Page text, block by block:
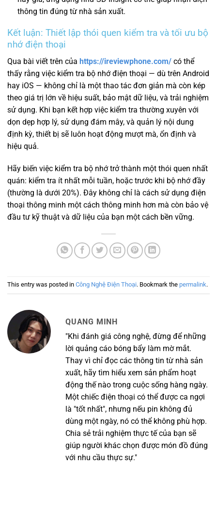
thông tin đúng từ nhà sản xuất.
Kết luận: Thiết lập thói quen kiểm tra và tối ưu bộ
nhớ điện thoại
Qua bài viết trên của https://ireviewphone.com/ có thể
thấy rằng việc kiểm tra bộ nhớ điện thoại — dù trên Android
hay iOS — không chỉ là một thao tác đơn giản mà còn kép
theo giá trị lớn về hiệu suất, bảo mật dữ liệu, và trải nghiệm
sử dụng. Khi bạn kết hợp việc kiểm tra thường xuyên với
dọn dẹp hợp lý, sử dụng đám mây, và quản lý nội dung
định kỳ, thiết bị sẽ luôn hoạt động mượt mà, ổn định và
hiệu quả.
Hãy biến việc kiểm tra bộ nhớ trở thành một thói quen nhất
quán: kiểm tra ít nhất mỗi tuần, hoặc trước khi bộ nhớ đầy
(thường là dưới 20%). Đây không chỉ là cách sử dụng điện
thoại thông minh một cách thông minh hơn mà còn bảo vệ
đầu tư kỹ thuật và dữ liệu của bạn một cách bền vững.
This entry was posted in Công Nghệ Điện Thoại. Bookmark the permalink.
QUANG MINH
"Khi đánh giá công nghệ, đừng để những
lời quảng cáo bóng bẩy làm mờ mắt.
Thay vì chỉ đọc các thông tin từ nhà sản
xuất, hãy tìm hiểu xem sản phẩm hoạt
động thế nào trong cuộc sống hàng ngày.
Một chiếc điện thoại có thể được ca ngợi
là "tốt nhất", nhưng nếu pin không đủ
dùng một ngày, nó có thể không phù hợp.
Chia sẻ trải nghiệm thực tế của bạn sẽ
giúp người khác chọn được món đồ đúng
với nhu cầu thực sự."